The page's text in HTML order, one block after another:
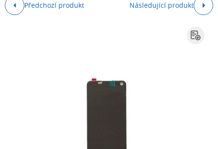
Předchozí produkt Následující produkt